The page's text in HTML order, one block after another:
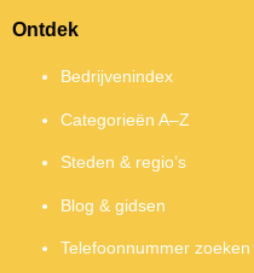
Ontdek
Bedrijvenindex
Categorieën A–Z
Steden & regio’s
Blog & gidsen
Telefoonnummer zoeken